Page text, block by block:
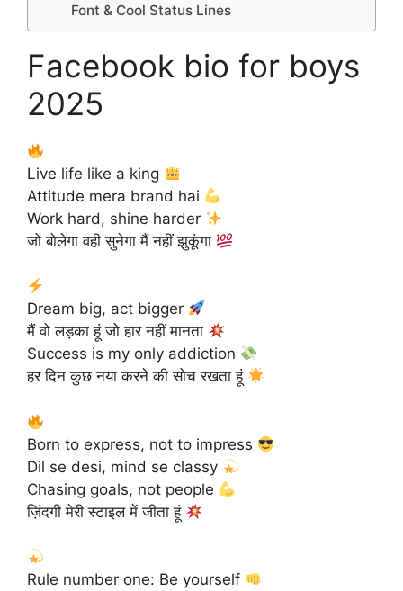
Font & Cool Status Lines
Facebook bio for boys
2025
Live life like a king
Attitude mera brand hai
Work hard, shine harder
जो बोलेगा वही सुनेगा मैं नहीं झुकूंगा
Dream big, act bigger
मैं वो लड़का हूं जो हार नहीं मानता
Success is my only addiction
हर दिन कुछ नया करने की सोच रखता हूं
Born to express, not to impress
Dil se desi, mind se classy
Chasing goals, not people
ज़िंदगी मेरी स्टाइल में जीता हूं
Rule number one: Be yourself